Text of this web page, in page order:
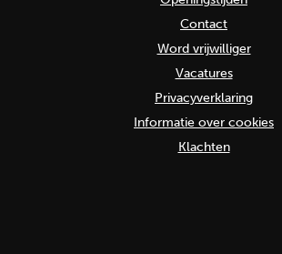
Contact
Word vrijwilliger
Vacatures
Privacyverklaring
Informatie over cookies
Klachten